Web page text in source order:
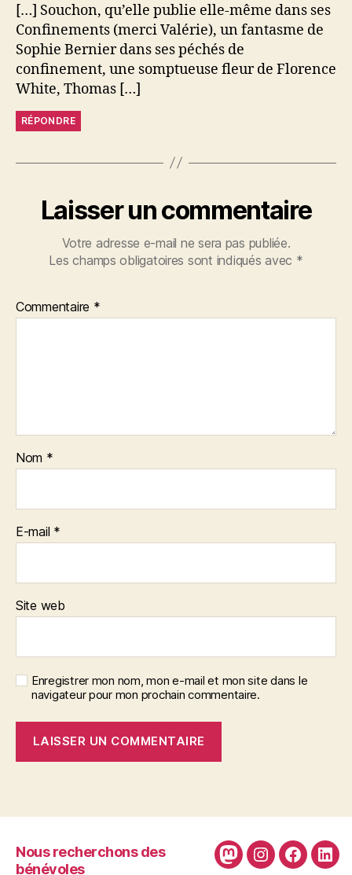
[…] Souchon, qu’elle publie elle-même dans ses
Confinements (merci Valérie), un fantasme de
Sophie Bernier dans ses péchés de
confinement, une somptueuse fleur de Florence
White, Thomas […]
RÉPONDRE
Laisser un commentaire
Votre adresse e-mail ne sera pas publiée.
Les champs obligatoires sont indiqués avec *
Commentaire *
Nom *
E-mail *
Site web
Enregistrer mon nom, mon e-mail et mon site dans le
navigateur pour mon prochain commentaire.
Nous recherchons des
bénévoles
MastodonInstagram